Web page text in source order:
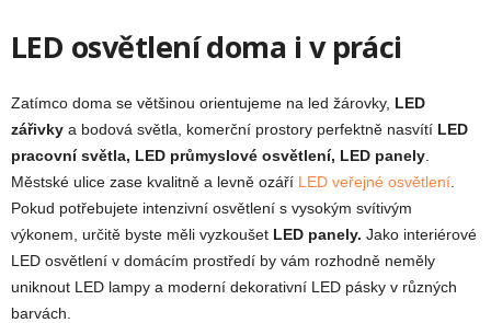
LED osvětlení doma i v práci
Zatímco doma se většinou orientujeme na led žárovky, LED
zářivky a bodová světla, komerční prostory perfektně nasvítí LED
pracovní světla, LED průmyslové osvětlení, LED panely
Městské ulice zase kvalitně a levně ozáří LED veřejné osvětlení
Pokud potřebujete intenzivní osvětlení s vysokým svítivým
výkonem, určitě byste měli vyzkoušet LED panely. Jako interiérové
LED osvětlení v domácím prostředí by vám rozhodně neměly
uniknout LED lampy a moderní dekorativní LED pásky v různých
barvách.